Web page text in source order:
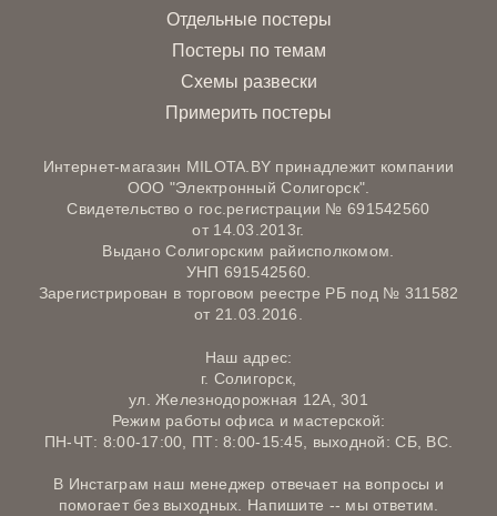
Отдельные постеры
Постеры по темам
Схемы развески
Примерить постеры
Интернет-магазин MILOTA.BY принадлежит компании
ООО "Электронный Солигорск".
Свидетельство о гос.регистрации № 691542560
от 14.03.2013г.
Выдано Солигорским райисполкомом.
УНП 691542560.
Зарегистрирован в торговом реестре РБ под № 311582
от 21.03.2016.
Наш адрес:
г. Солигорск,
ул. Железнодорожная 12А, 301
Режим работы офиса и мастерской:
ПН-ЧТ: 8:00-17:00, ПТ: 8:00-15:45, выходной: СБ, ВС.
В Инстаграм наш менеджер отвечает на вопросы и
помогает без выходных. Напишите -- мы ответим.